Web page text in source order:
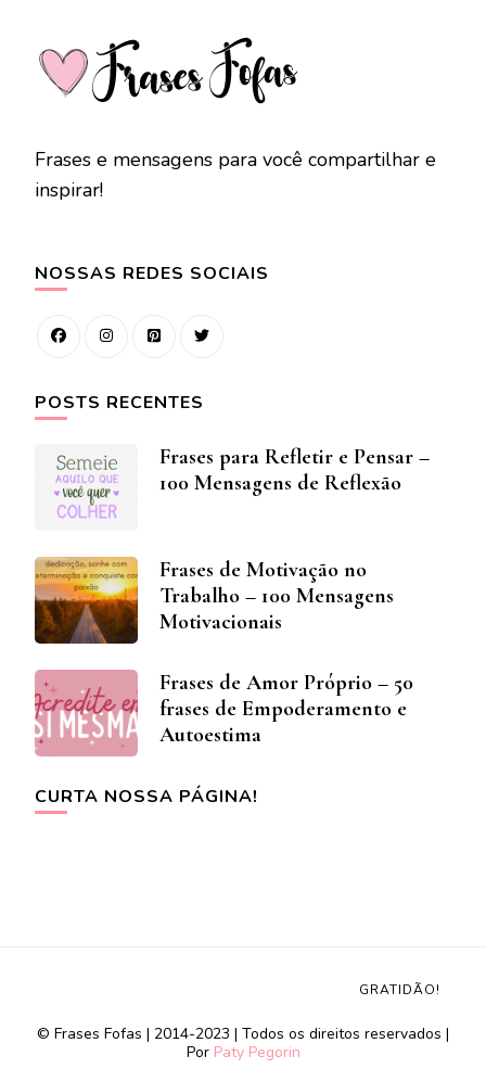
Frases e mensagens para você compartilhar e
inspirar!
NOSSAS REDES SOCIAIS
POSTS RECENTES
Frases para Refletir e Pensar –
100 Mensagens de Reflexão
Frases de Motivação no
Trabalho – 100 Mensagens
Motivacionais
Frases de Amor Próprio – 50
frases de Empoderamento e
Autoestima
CURTA NOSSA PÁGINA!
© Frases Fofas | 2014-2023 | Todos os direitos reservados |
Por Paty Pegorin
GRATIDÃO!